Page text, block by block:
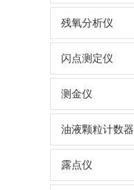
残氧分析仪
闪点测定仪
测金仪
油液颗粒计数器
露点仪